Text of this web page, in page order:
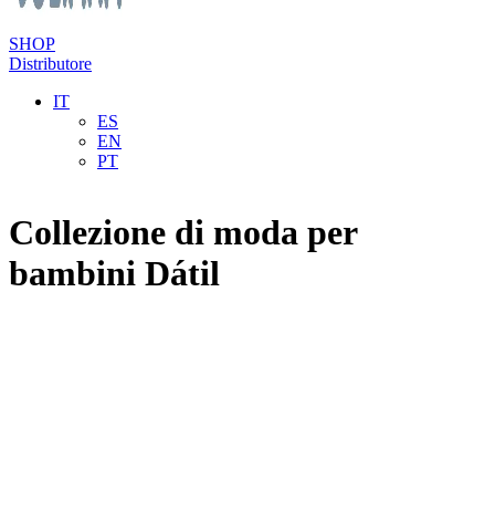
SHOP
Distributore
IT
ES
EN
PT
Collezione di moda per
bambini Dátil